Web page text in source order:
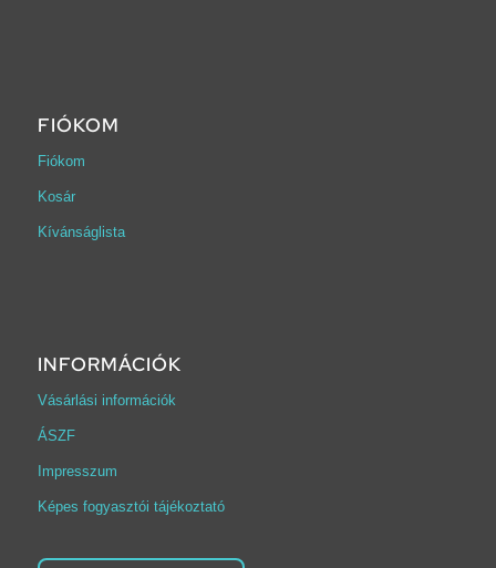
FIÓKOM
Fiókom
Kosár
Kívánságlista
INFORMÁCIÓK
Vásárlási információk
ÁSZF
Impresszum
Képes fogyasztói tájékoztató